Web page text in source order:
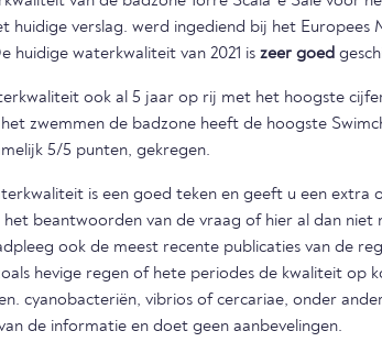
huidige verslag. werd ingediend bij het Europees
huidige waterkwaliteit van 2021 is zeer goed
ook al 5 jaar op rij met het hoogste
het zwemmen de badzone heeft de hoogste
5/5 punten, gekregen.
is een goed teken en geeft u een extra
beantwoorden van de vraag of hier al dan niet
ook de meest recente publicaties van de
hevige regen of hete periodes de kwaliteit op
cyanobacteriën, vibrios of cercariae, onder
de informatie en doet geen aanbevelingen.